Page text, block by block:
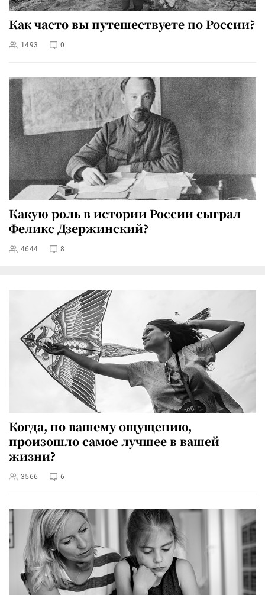
Как часто вы путешествуете по России?
1493 0
Какую роль в истории России сыграл
Феликс Дзержинский?
4644 8
Когда, по вашему ощущению,
произошло самое лучшее в вашей
жизни?
3566 6